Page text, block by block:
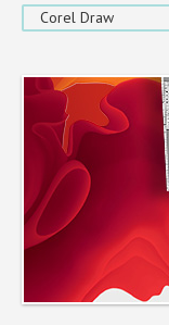
Corel Draw